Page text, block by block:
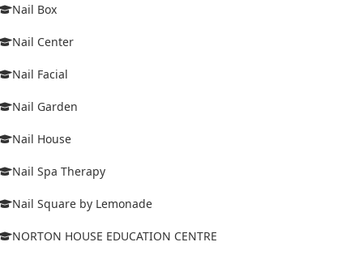
Nail Box
Nail Center
Nail Facial
Nail Garden
Nail House
Nail Spa Therapy
Nail Square by Lemonade
NORTON HOUSE EDUCATION CENTRE